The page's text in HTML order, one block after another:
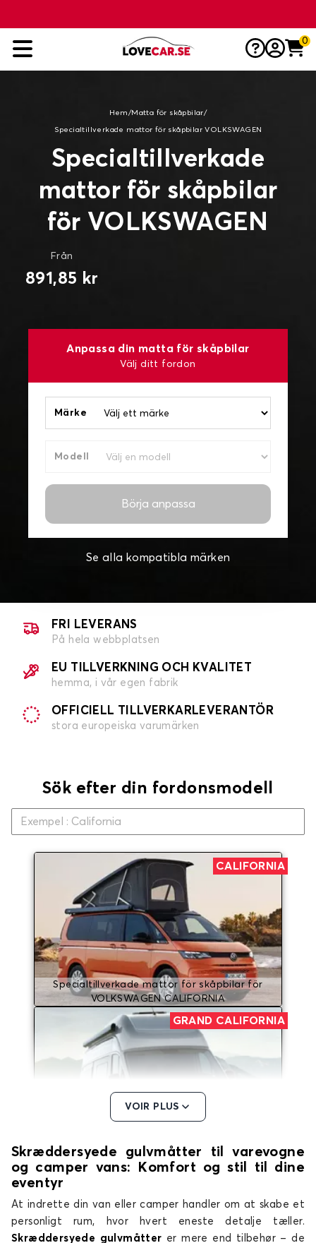
0
Hem /Matta för skåpbilar/
Specialtillverkade mattor för skåpbilar VOLKSWAGEN
Specialtillverkade
mattor för skåpbilar
för VOLKSWAGEN
Från
891,85 kr
Anpassa din matta för skåpbilar
Välj ditt fordon
Märke
Modell
Börja anpassa
Se alla kompatibla märken
FRI LEVERANS
På hela webbplatsen
EU TILLVERKNING OCH KVALITET
hemma, i vår egen fabrik
OFFICIELL TILLVERKARLEVERANTÖR
stora europeiska varumärken
Sök efter din fordonsmodell
CALIFORNIA
Specialtillverkade mattor för skåpbilar för
VOLKSWAGEN CALIFORNIA
GRAND CALIFORNIA
VOLKSWAGEN GRAND CALIFORNIA
VOIR PLUS
Skræddersyede gulvmåtter til varevogne
og camper vans: Komfort og stil til dine
eventyr
At indrette din van eller camper handler om at skabe et
personligt rum, hvor hvert eneste detalje tæller.
Skræddersyede gulvmåtter er mere end tilbehør – de